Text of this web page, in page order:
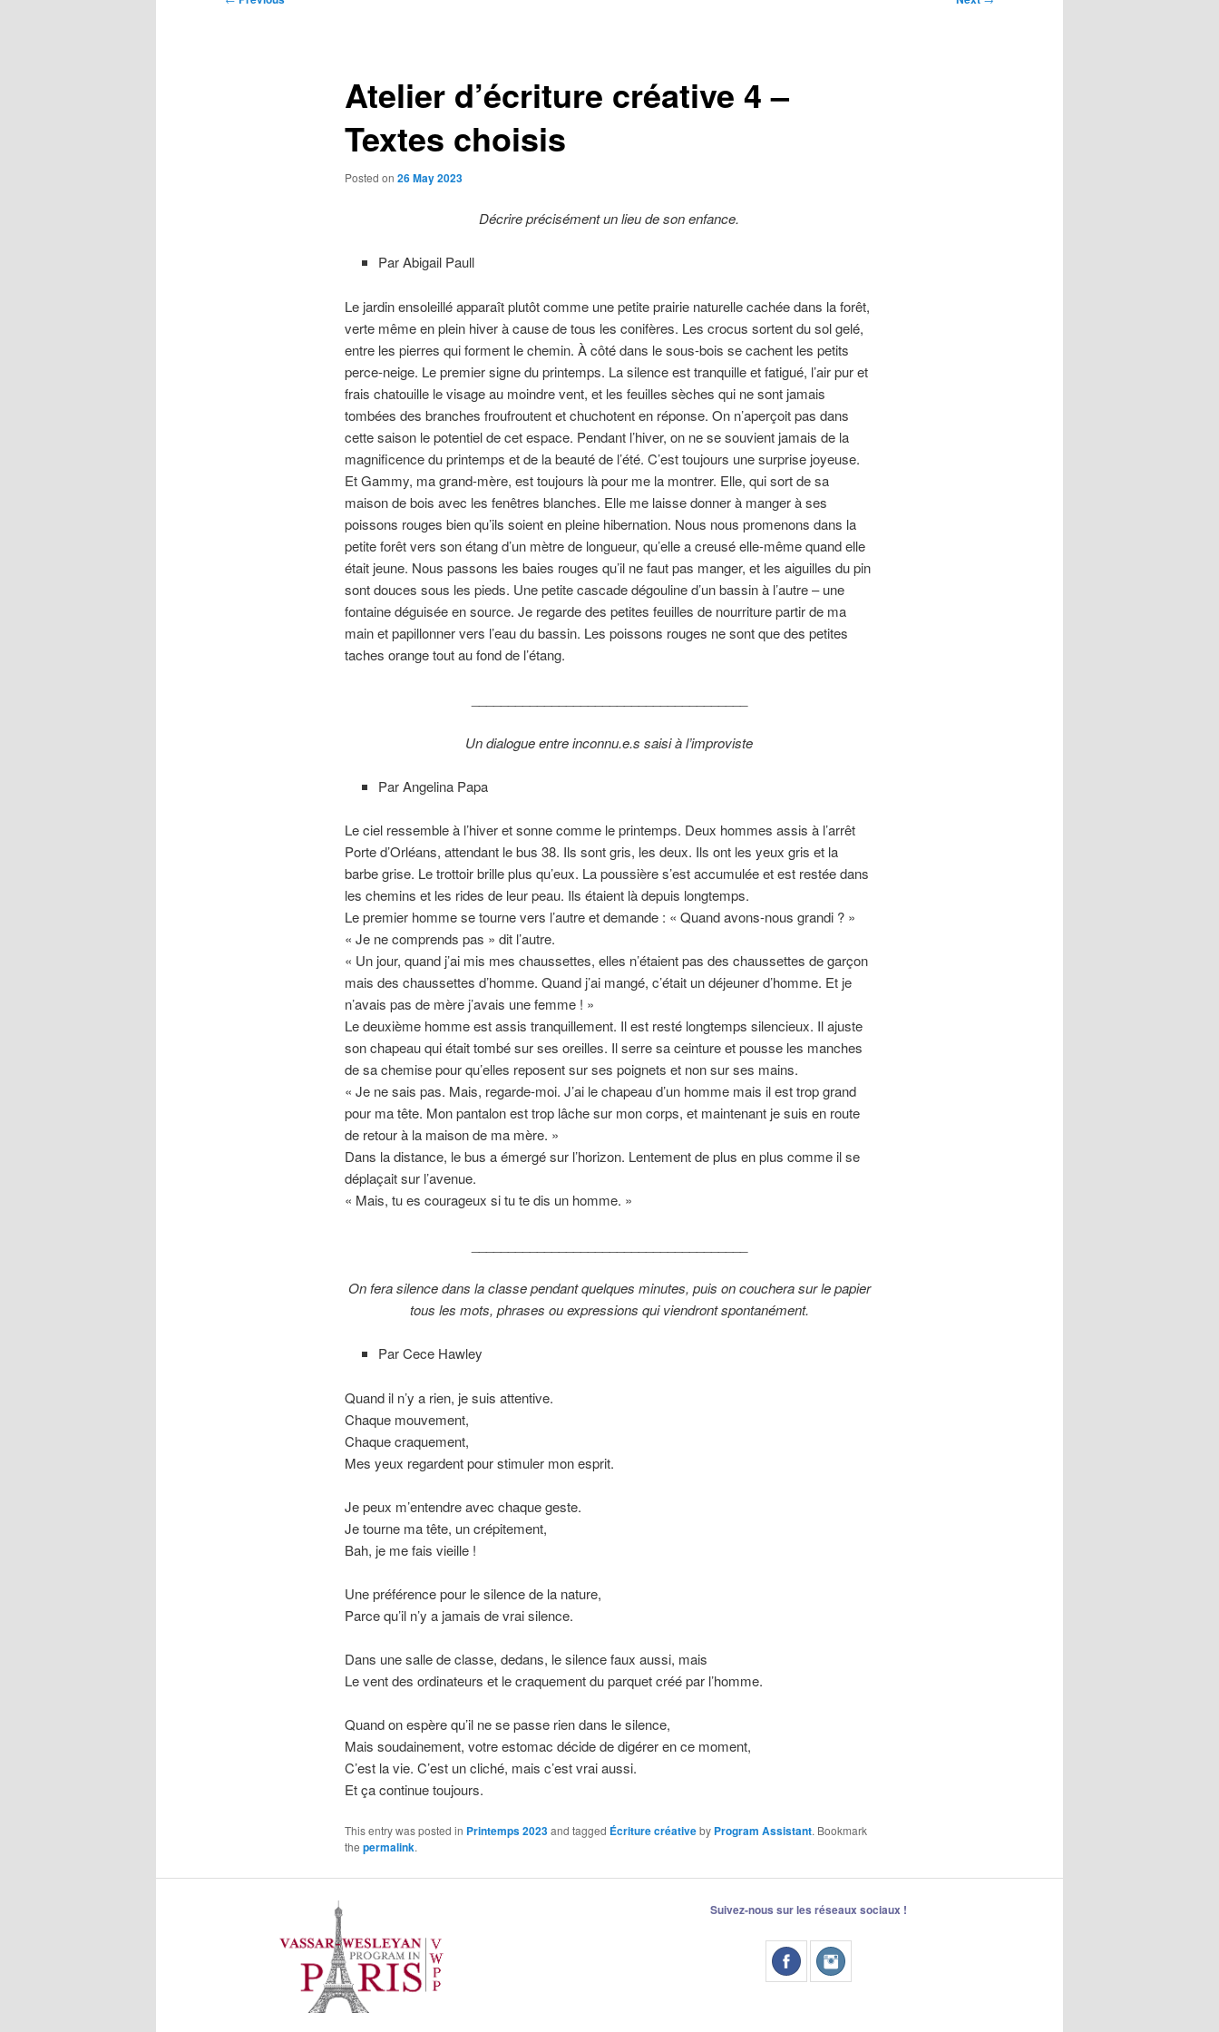
Atelier d’écriture créative 4 –
Textes choisis
Posted on 26 May 2023
Décrire précisément un lieu de son enfance.
Par Abigail Paull
Le jardin ensoleillé apparaît plutôt comme une petite prairie naturelle cachée dans la forêt,
verte même en plein hiver à cause de tous les conifères. Les crocus sortent du sol gelé,
entre les pierres qui forment le chemin. À côté dans le sous-bois se cachent les petits
perce-neige. Le premier signe du printemps. La silence est tranquille et fatigué, l’air pur et
frais chatouille le visage au moindre vent, et les feuilles sèches qui ne sont jamais
tombées des branches froufroutent et chuchotent en réponse. On n’aperçoit pas dans
cette saison le potentiel de cet espace. Pendant l’hiver, on ne se souvient jamais de la
magnificence du printemps et de la beauté de l’été. C’est toujours une surprise joyeuse.
Et Gammy, ma grand-mère, est toujours là pour me la montrer. Elle, qui sort de sa
maison de bois avec les fenêtres blanches. Elle me laisse donner à manger à ses
poissons rouges bien qu’ils soient en pleine hibernation. Nous nous promenons dans la
petite forêt vers son étang d’un mètre de longueur, qu’elle a creusé elle-même quand elle
était jeune. Nous passons les baies rouges qu’il ne faut pas manger, et les aiguilles du pin
sont douces sous les pieds. Une petite cascade dégouline d’un bassin à l’autre – une
fontaine déguisée en source. Je regarde des petites feuilles de nourriture partir de ma
main et papillonner vers l’eau du bassin. Les poissons rouges ne sont que des petites
taches orange tout au fond de l’étang.
Un dialogue entre inconnu.e.s saisi à l’improviste
Par Angelina Papa
Le ciel ressemble à l’hiver et sonne comme le printemps. Deux hommes assis à l’arrêt
Porte d’Orléans, attendant le bus 38. Ils sont gris, les deux. Ils ont les yeux gris et la
barbe grise. Le trottoir brille plus qu’eux. La poussière s’est accumulée et est restée dans
les chemins et les rides de leur peau. Ils étaient là depuis longtemps.
Le premier homme se tourne vers l’autre et demande : « Quand avons-nous grandi ? »
« Je ne comprends pas » dit l’autre.
« Un jour, quand j’ai mis mes chaussettes, elles n’étaient pas des chaussettes de garçon
mais des chaussettes d’homme. Quand j’ai mangé, c’était un déjeuner d’homme. Et je
n’avais pas de mère j’avais une femme ! »
Le deuxième homme est assis tranquillement. Il est resté longtemps silencieux. Il ajuste
son chapeau qui était tombé sur ses oreilles. Il serre sa ceinture et pousse les manches
de sa chemise pour qu’elles reposent sur ses poignets et non sur ses mains.
« Je ne sais pas. Mais, regarde-moi. J’ai le chapeau d’un homme mais il est trop grand
pour ma tête. Mon pantalon est trop lâche sur mon corps, et maintenant je suis en route
de retour à la maison de ma mère. »
Dans la distance, le bus a émergé sur l’horizon. Lentement de plus en plus comme il se
déplaçait sur l’avenue.
« Mais, tu es courageux si tu te dis un homme. »
On fera silence dans la classe pendant quelques minutes, puis on couchera sur le papier
tous les mots, phrases ou expressions qui viendront spontanément.
Par Cece Hawley
Quand il n’y a rien, je suis attentive.
Chaque mouvement,
Chaque craquement,
Mes yeux regardent pour stimuler mon esprit.
Je peux m’entendre avec chaque geste.
Je tourne ma tête, un crépitement,
Bah, je me fais vieille !
Une préférence pour le silence de la nature,
Parce qu’il n’y a jamais de vrai silence.
Dans une salle de classe, dedans, le silence faux aussi, mais
Le vent des ordinateurs et le craquement du parquet créé par l’homme.
Quand on espère qu’il ne se passe rien dans le silence,
Mais soudainement, votre estomac décide de digérer en ce moment,
C’est la vie. C’est un cliché, mais c’est vrai aussi.
Et ça continue toujours.
This entry was posted in Printemps 2023and tagged Écriture créativeby Program Assistant. Bookmark
the permalink.
Suivez-nous sur les réseaux sociaux !